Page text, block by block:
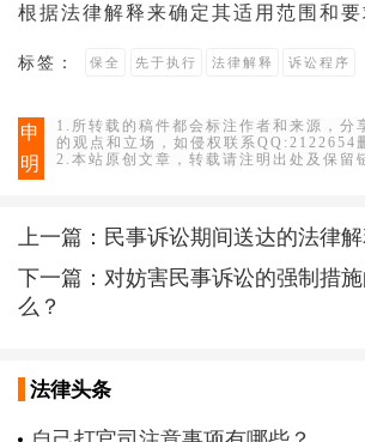
根据法律解释来确定其适用范围和要
标签： 保全 先于执行 法律解释 诉讼程序
申
明
1.所转载的稿件都会标注作者和来源，分
的观点和立场，如侵权联系QQ:2122654
2.本站原创文章，转载请注明出处及保留
上一篇： 民事诉讼期间送达的法律
下一篇： 对妨害民事诉讼的强制措
么？
法律头条